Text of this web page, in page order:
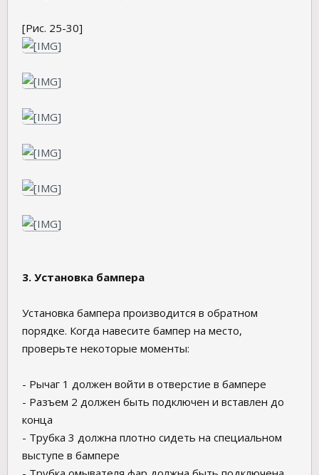
[Рис. 25-30]
3. Установка бампера
Установка бампера производится в обратном
порядке. Когда навесите бампер на место,
проверьте некоторые моменты:
- Рычаг 1 должен войти в отверстие в бампере
- Разъем 2 должен быть подключен и вставлен до
конца
- Трубка 3 должна плотно сидеть на специальном
выступе в бампере